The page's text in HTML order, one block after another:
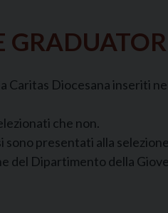
Diocesana inseriti
che non.
sono presentati alla
Dipartimento della